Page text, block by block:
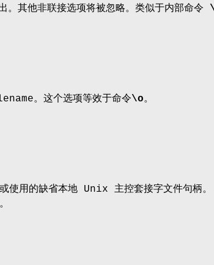
。其他非联接选项将被忽略。类似于内部命令
。这个选项等效于命令\o。
使用的缺省本地 Unix 主控套接字文件句柄。